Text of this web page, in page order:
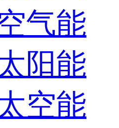
气能
阳能
空能